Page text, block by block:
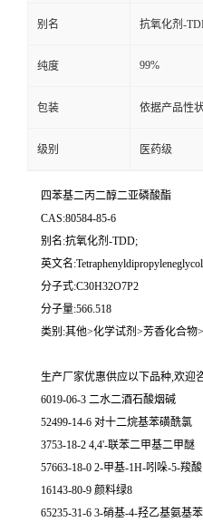
别名 抗氧化剂-
纯度 99%
包装 依据产品性
级别 医药级
四苯基二丙二醇二亚磷酸酯
CAS:80584-85-6
别名:抗氧化剂-TDD;
英文名
分子式:C30H32O7P2
分子量:566.518
类别:其他>化学试剂>芳香化合物>
生产厂家优惠供应以下品种,欢迎
6019-06-3 二水二酒石酸烟碱
52499-14-6 对十二烷基苯磺酰氯
3753-18-2 4,4'-联苯二甲基二甲醚
57663-18-0 2-甲基-1H-吲哚-5-羧
16143-80-9 颜料绿8
65235-31-6 3-硝基-4-羟乙基氨基